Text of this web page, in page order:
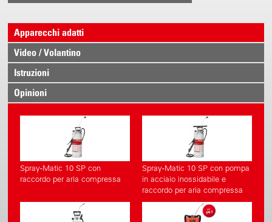
Apparecchi adatti
Video / Volantino
Istruzioni
Opinioni
Spray-Matic 10 SP con
raccordo per aria compressa
Spray-Matic 10 SP con pompa
in acciaio inossidabile e
raccordo per aria compressa